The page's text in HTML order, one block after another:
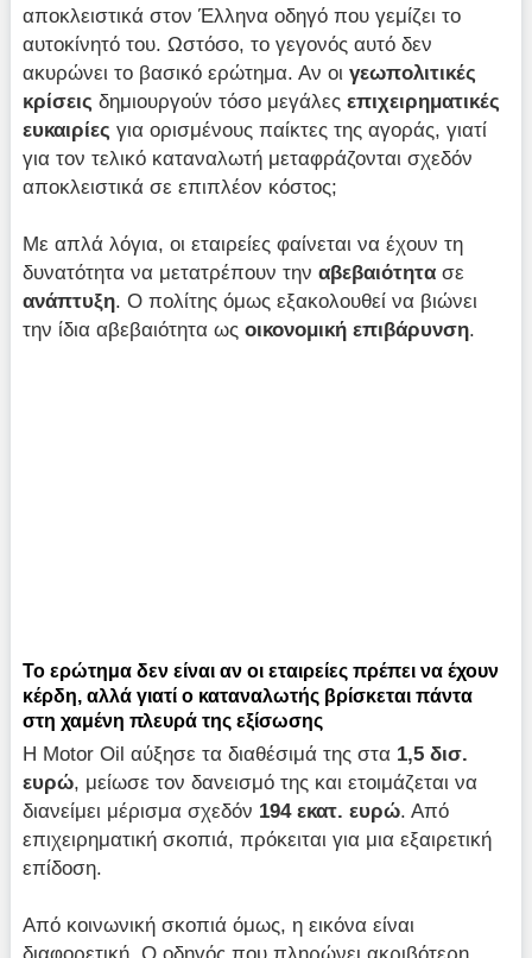
αποκλειστικά στον Έλληνα οδηγό που γεμίζει το
αυτοκίνητό του. Ωστόσο, το γεγονός αυτό δεν
ακυρώνει το βασικό ερώτημα. Αν οιγεωπολιτικές
κρίσεις δημιουργούν τόσο μεγάλεςεπιχειρηματικές
ευκαιρίες για ορισμένους παίκτες της αγοράς, γιατί
για τον τελικό καταναλωτή μεταφράζονται σχεδόν
αποκλειστικά σε επιπλέον κόστος;
Με απλά λόγια, οι εταιρείες φαίνεται να έχουν τη
δυνατότητα να μετατρέπουν τηναβεβαιότητα σε
ανάπτυξη. Ο πολίτης όμως εξακολουθεί να βιώνει
την ίδια αβεβαιότητα ωςοικονομική επιβάρυνση.
Το ερώτημα δεν είναι αν οι εταιρείες πρέπει να έχουν
κέρδη, αλλά γιατί ο καταναλωτής βρίσκεται πάντα
στη χαμένη πλευρά της εξίσωσης
Η Motor Oil αύξησε τα διαθέσιμά της στα 1,5 δισ.
ευρώ, μείωσε τον δανεισμό της και ετοιμάζεται να
διανείμει μέρισμα σχεδόν 194 εκατ. ευρώ. Από
επιχειρηματική σκοπιά, πρόκειται για μια εξαιρετική
επίδοση.
Από κοινωνική σκοπιά όμως, η εικόνα είναι